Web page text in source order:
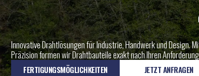
Innovative Drahtlösungen für Industrie, Handwerk und Design.
Präzision formen wir Drahtbauteile exakt nach Ihren
FERTIGUNGSMÖGLICHKEITEN JETZT ANFRAGEN